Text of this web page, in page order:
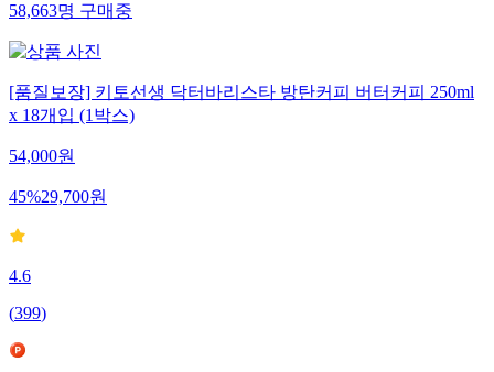
58,663명 구매중
[품질보장] 키토선생 닥터바리스타 방탄커피 버터커피 250ml
x 18개입 (1박스)
54,000원
45%29,700원
4.6
(399)